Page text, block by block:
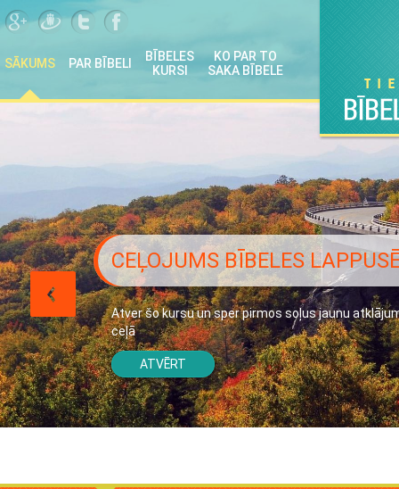
SĀKUMS PAR BĪBELI
BĪBELES
KURSI
KO PAR TO
SAKA BĪBELE
CEĻOJUMS BĪBELES
Atver šo kursu un sper pirmos soļus jaunu
ceļā
ATVĒRT